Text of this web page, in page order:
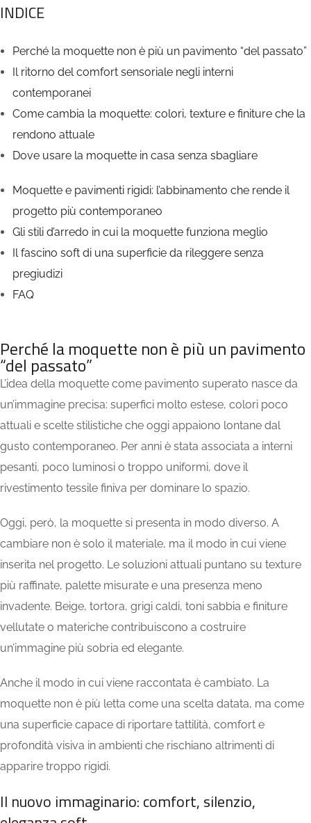
INDICE
Perché la moquette non è più un pavimento “del passato”
Il ritorno del comfort sensoriale negli interni
contemporanei
Come cambia la moquette: colori, texture e finiture che la
rendono attuale
Dove usare la moquette in casa senza sbagliare
Moquette e pavimenti rigidi: l’abbinamento che rende il
progetto più contemporaneo
Gli stili d’arredo in cui la moquette funziona meglio
Il fascino soft di una superficie da rileggere senza
pregiudizi
FAQ
Perché la moquette non è più un pavimento
“del passato”
L’idea della moquette come pavimento superato nasce da
un’immagine precisa: superfici molto estese, colori poco
attuali e scelte stilistiche che oggi appaiono lontane dal
gusto contemporaneo. Per anni è stata associata a interni
pesanti, poco luminosi o troppo uniformi, dove il
rivestimento tessile finiva per dominare lo spazio.
Oggi, però, la moquette si presenta in modo diverso. A
cambiare non è solo il materiale, ma il modo in cui viene
inserita nel progetto. Le soluzioni attuali puntano su texture
più raffinate, palette misurate e una presenza meno
invadente. Beige, tortora, grigi caldi, toni sabbia e finiture
vellutate o materiche contribuiscono a costruire
un’immagine più sobria ed elegante.
Anche il modo in cui viene raccontata è cambiato. La
moquette non è più letta come una scelta datata, ma come
una superficie capace di riportare tattilità, comfort e
profondità visiva in ambienti che rischiano altrimenti di
apparire troppo rigidi.
Il nuovo immaginario: comfort, silenzio,